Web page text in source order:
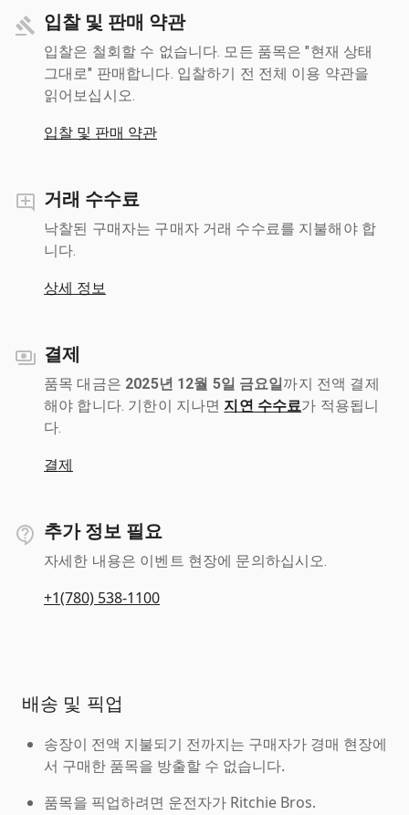
입찰 및 판매 약관
입찰은 철회할 수 없습니다. 모든 품목은 "현재 상태
그대로" 판매합니다. 입찰하기 전 전체 이용 약관을
읽어보십시오.
입찰 및 판매 약관
거래 수수료
낙찰된 구매자는 구매자 거래 수수료를 지불해야 합
니다.
상세 정보
결제
품목 대금은 2025년 12월 5일 금요일까지 전액 결제
해야 합니다. 기한이 지나면 지연 수수료가 적용됩니
다.
결제
추가 정보 필요
자세한 내용은 이벤트 현장에 문의하십시오.
+1(780) 538-1100
배송 및 픽업
송장이 전액 지불되기 전까지는 구매자가 경매 현장에
서 구매한 품목을 방출할 수 없습니다.
품목을 픽업하려면 운전자가 Ritchie Bros.